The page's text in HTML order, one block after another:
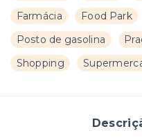
Farmácia
Food Park
Posto de gasolina
Shopping